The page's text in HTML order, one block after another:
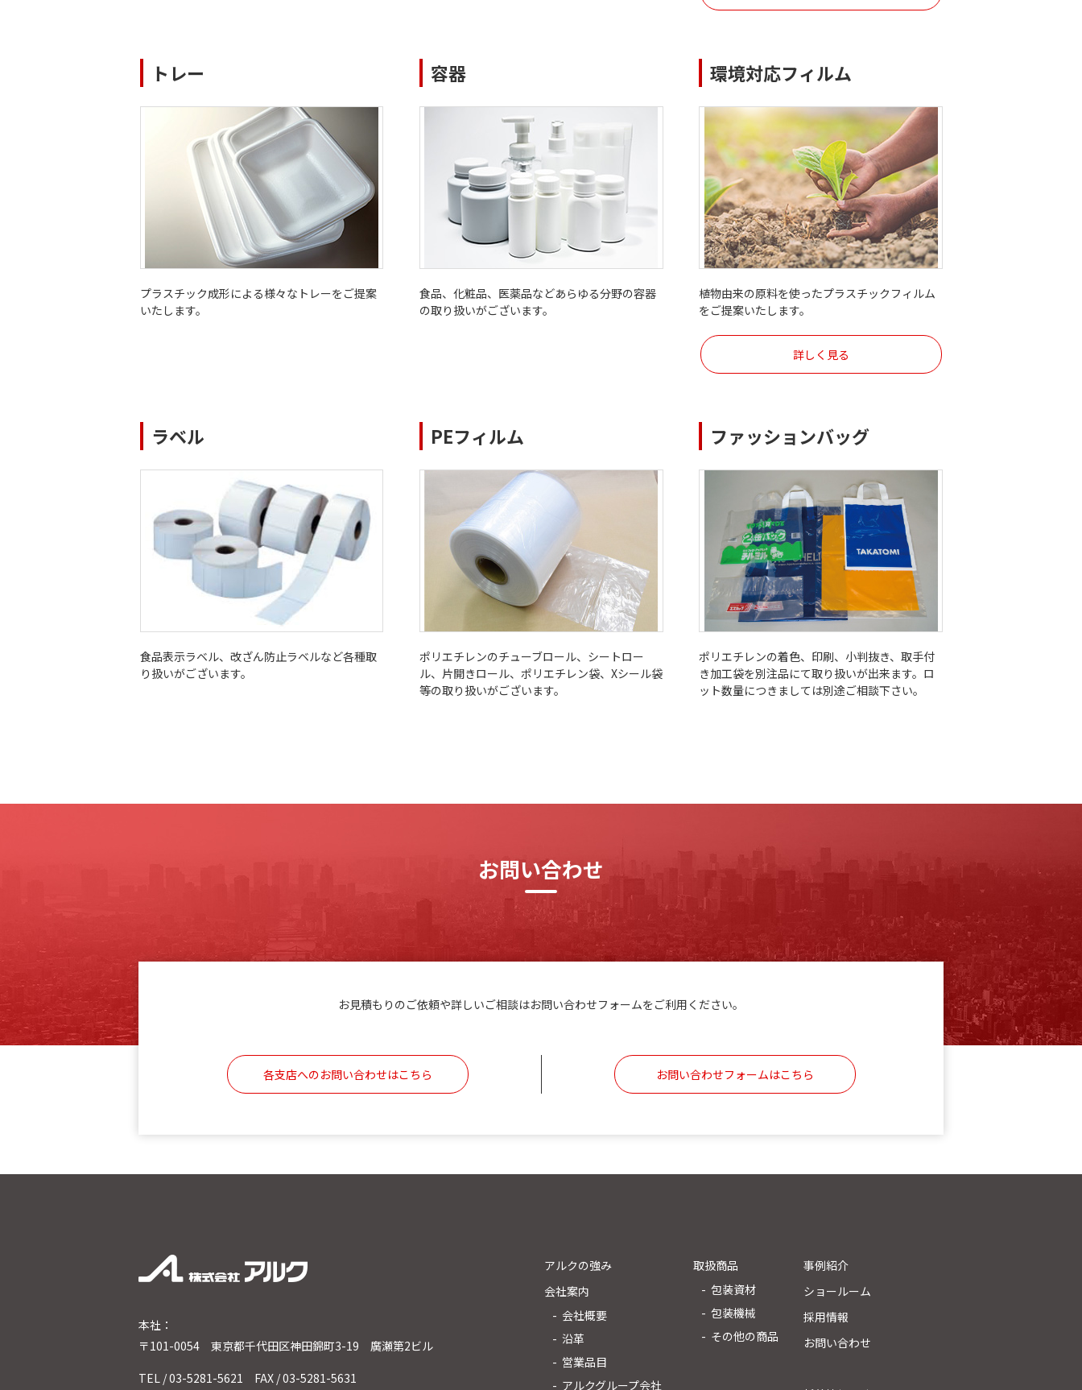
トレー
プラスチック成形による様々なトレーをご提案
いたします。
容器
食品、化粧品、医薬品などあらゆる分野の容器
の取り扱いがございます。
環境対応フィルム
植物由来の原料を使ったプラスチックフィルム
をご提案いたします。
詳しく見る
ラベル
食品表示ラベル、改ざん防止ラベルなど各種取
り扱いがございます。
PEフィルム
ポリエチレンのチューブロール、シートロー
ル、片開きロール、ポリエチレン袋、Xシール袋
等の取り扱いがございます。
ファッションバッグ
ポリエチレンの着色、印刷、小判抜き、取手付
き加工袋を別注品にて取り扱いが出来ます。ロ
ット数量につきましては別途ご相談下さい。
お問い合わせ
お見積もりのご依頼や詳しいご相談はお問い合わせフォームをご利用ください。
各支店へのお問い合わせはこちら お問い合わせフォームはこちら
本社：
〒101-0054 東京都千代田区神田錦町3-19 廣瀬第2ビル
TEL / 03-5281-5621 FAX / 03-5281-5631
アルクの強み
会社案内
会社概要
沿革
営業品目
アルクグループ会社
取扱商品
包装資材
包装機械
その他の商品
事例紹介
ショールーム
採用情報
お問い合わせ